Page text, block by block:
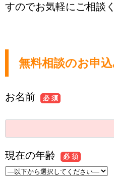
すのでお気軽にご相談
無料相談のお申
お名前 必 須
現在の年齢 必 須